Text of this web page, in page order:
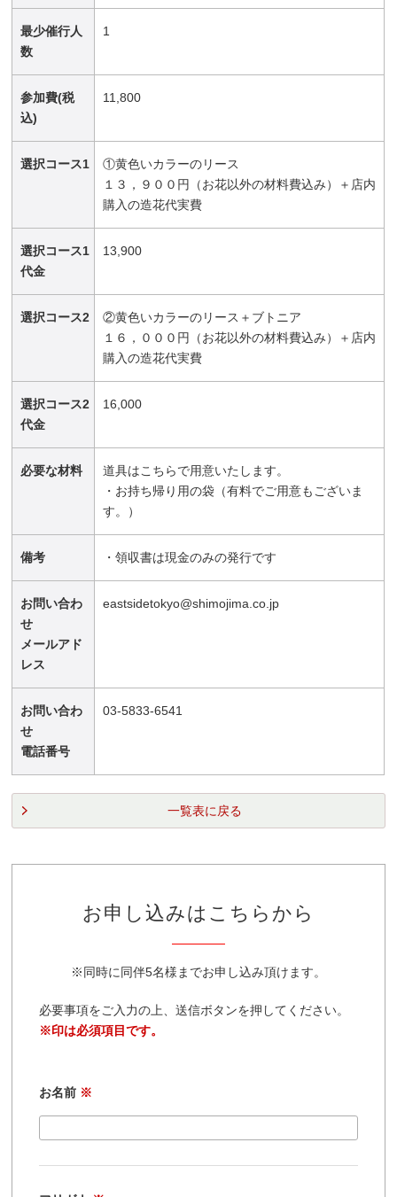
最少催行人
数
1
参加費(税
込)
11,800
選択コース1
①黄色いカラーのリース
１３，９００円（お花以外の材料費込み）＋店内
購入の造花代実費
選択コース1
代金
13,900
選択コース2
②黄色いカラーのリース＋ブトニア
１６，０００円（お花以外の材料費込み）＋店内
購入の造花代実費
選択コース2
代金
16,000
必要な材料
道具はこちらで用意いたします。
・お持ち帰り用の袋（有料でご用意もございま
す。）
備考 ・領収書は現金のみの発行です
お問い合わ
せ
メールアド
レス
eastsidetokyo@shimojima.co.jp
お問い合わ
せ
電話番号
03-5833-6541
一覧表に戻る
お申し込みはこちらから
※同時に同伴5名様までお申し込み頂けます。
必要事項をご入力の上、送信ボタンを押してください。
※印は必須項目です。
お名前 ※